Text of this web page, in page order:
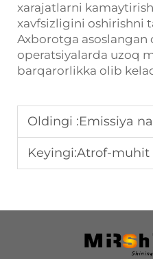
xarajatlarni
xavfsizligini oshirishni
Axborotga asoslangan
operatsiyalarda uzoq
barqarorlikka olib
Oldingi :Emissiya nazoratidan
Keyingi:Atrof-muhit chempioni: